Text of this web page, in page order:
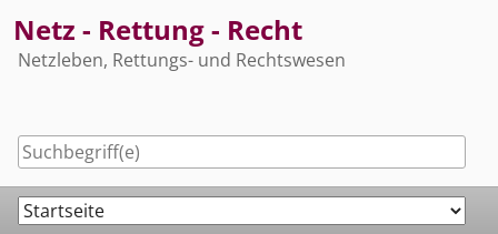
to
content
Netz - Rettung - Recht
Netzleben, Rettungs- und Rechtswesen
Navigation